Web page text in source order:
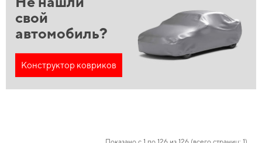
свой
автомобиль?
Конструктор ковриков